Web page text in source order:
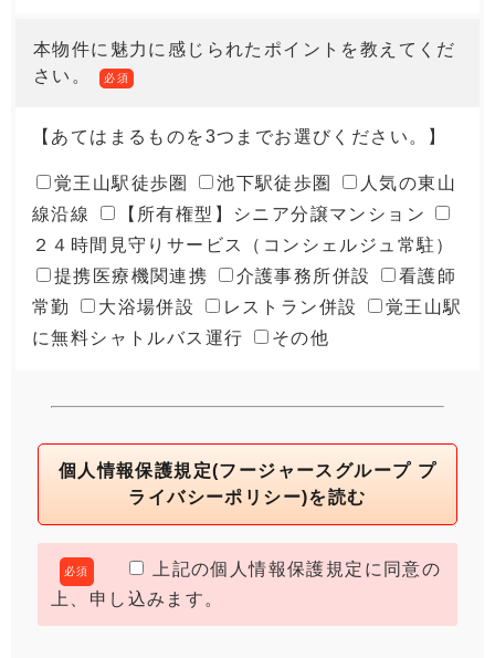
本物件に魅力に感じられたポイントを教えてくだ
さい。
必須
【あてはまるものを3つまでお選びください。】
覚王山駅徒歩圏 池下駅徒歩圏
人気の東山
線沿線
【所有権型】シニア分譲マンション
２４時間見守りサービス（コンシェルジュ常駐）
提携医療機関連携
介護事務所併設
看護師
常勤
大浴場併設 レストラン併設
覚王山駅
に無料シャトルバス運行
その他
個人情報保護規定(フージャースグループ プ
ライバシーポリシー)を読む
必須
上記の個人情報保護規定に同意の
上、申し込みます。